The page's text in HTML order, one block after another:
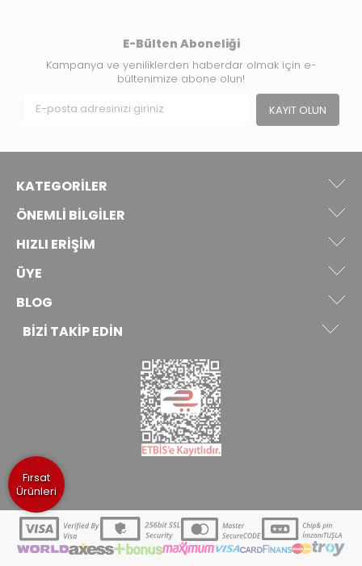
Fırsat
Ürünleri
E-Bülten Aboneliği
Kampanya ve yeniliklerden haberdar olmak için e-
bültenimize abone olun!
KAYIT OLUN
KATEGORILER
ÖNEMLI BILGILER
HIZLI ERIŞIM
ÜYE
BLOG
BIZI TAKIP EDIN